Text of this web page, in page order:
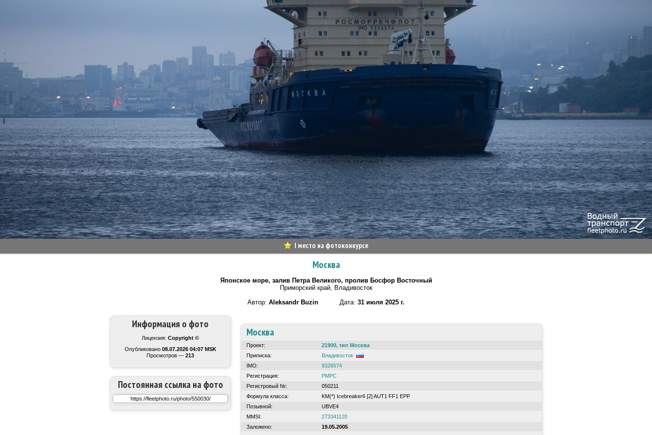
I место на фотоконкурсе
Москва
Японское море, залив Петра Великого, пролив Босфор Восточный
Приморский край, Владивосток
Автор: Aleksandr Buzin Дата: 31 июля 2025 г.
Информация о фото
Лицензия: Copyright ©
Опубликовано 08.07.2026 04:07 MSK
Просмотров — 213
Постоянная ссылка на фото
Москва
Проект:
21900, тип Москва
Приписка:
Владивосток
IMO:
9326574
Регистрация:
РМРС
Регистровый №:
050211
Формула класса:
KM(*) Icebreaker6 [2] AUT1 FF1 EPP
Позывной:
UBVE4
MMSI:
273341120
Заложено:
19.05.2005